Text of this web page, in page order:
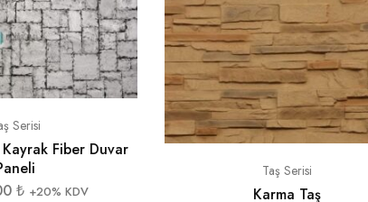
Serisi
Fiber Duvar
₺ +20% KDV
Taş Serisi
Karma Taş